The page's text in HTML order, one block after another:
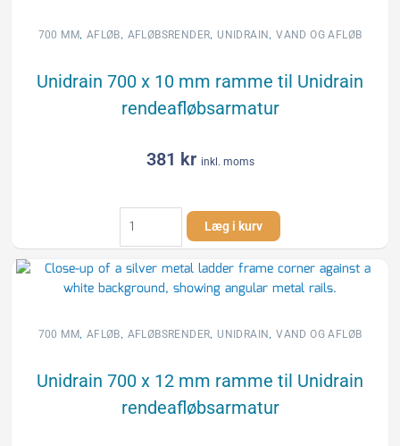
700 MM, AFLØB, AFLØBSRENDER, UNIDRAIN,VAND OG AFLØB
Unidrain 700 x 10 mm ramme til Unidrain
rendeafløbsarmatur
381 kr inkl. moms
Unidrain
700
x
10
mm
til
rendeafløbsarmatur
antal
Læg i kurv
700 MM, AFLØB, AFLØBSRENDER, UNIDRAIN,VAND OG AFLØB
Unidrain 700 x 12 mm ramme til Unidrain
rendeafløbsarmatur